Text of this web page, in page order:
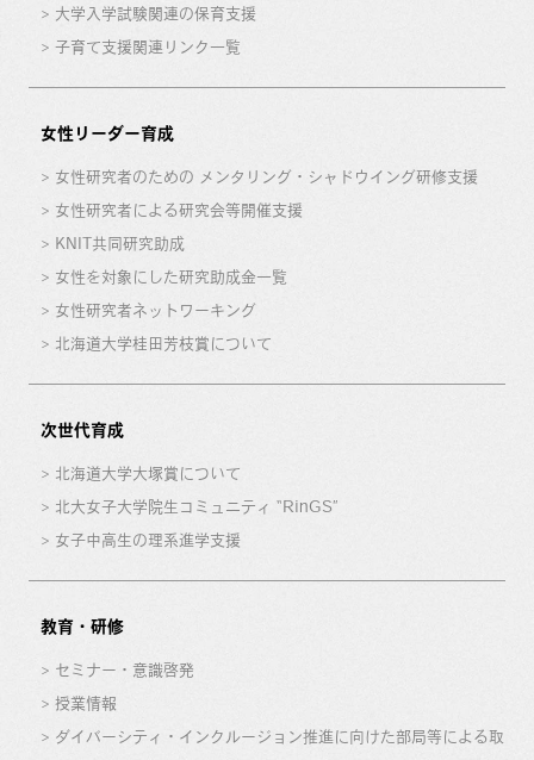
大学入学試験関連の保育支援
子育て支援関連リンク一覧
女性リーダー育成
女性研究者のための メンタリング・シャドウイング研修支援
女性研究者による研究会等開催支援
KNIT共同研究助成
女性を対象にした研究助成金一覧
女性研究者ネットワーキング
北海道大学桂田芳枝賞について
次世代育成
北海道大学大塚賞について
北大女子大学院生コミュニティ “RinGS”
女子中高生の理系進学支援
教育・研修
セミナー・意識啓発
授業情報
ダイバーシティ・インクルージョン推進に向けた部局等による取